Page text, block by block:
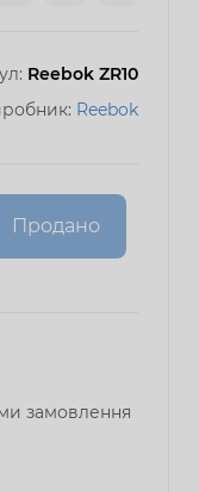
Reebok ZR10
Reebok
Продано
замовлення